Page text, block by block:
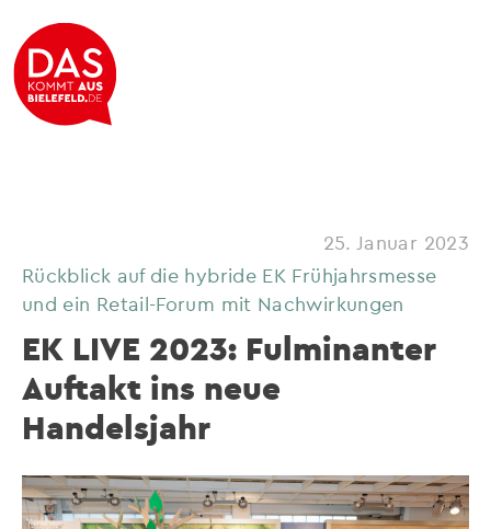
25. Januar 2023
Rückblick auf die hybride EK Frühjahrsmesse
und ein Retail-Forum mit Nachwirkungen
EK LIVE 2023: Fulminanter
Auftakt ins neue
Handelsjahr